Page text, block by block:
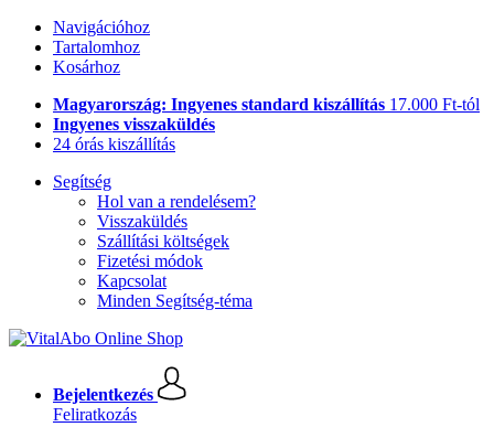
Navigációhoz
Tartalomhoz
Kosárhoz
Magyarország: Ingyenes standard kiszállítás 17.000 Ft-tól
Ingyenes visszaküldés
24 órás kiszállítás
Segítség
Hol van a rendelésem?
Visszaküldés
Szállítási költségek
Fizetési módok
Kapcsolat
Minden Segítség-téma
Bejelentkezés
Feliratkozás